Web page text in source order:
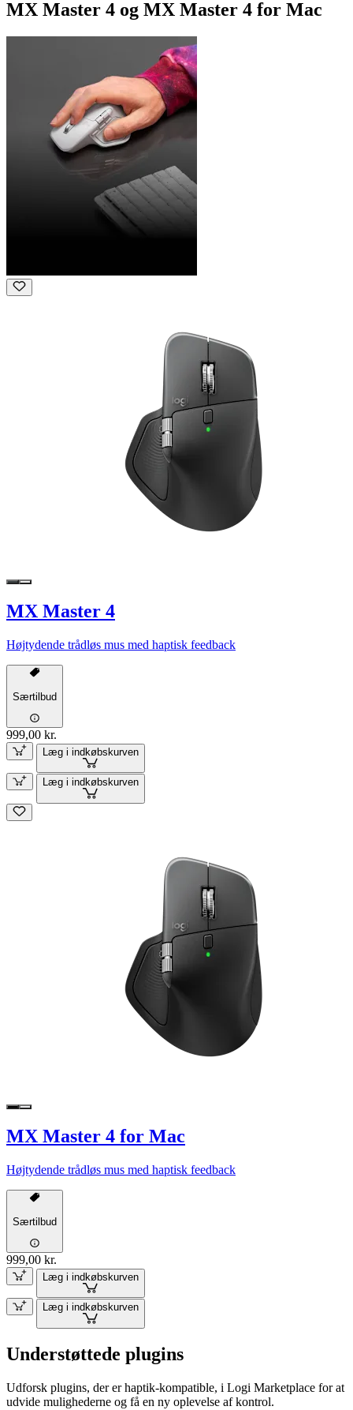
MX Master 4 og MX Master 4 for Mac
MX Master 4
Højtydende trådløs mus med haptisk feedback
Særtilbud
999,00 kr.
Læg i indkøbskurven
Læg i indkøbskurven
MX Master 4 for Mac
Højtydende trådløs mus med haptisk feedback
Særtilbud
999,00 kr.
Læg i indkøbskurven
Læg i indkøbskurven
Understøttede plugins
Udforsk plugins, der er haptik-kompatible, i Logi Marketplace for at
udvide mulighederne og få en ny oplevelse af kontrol.